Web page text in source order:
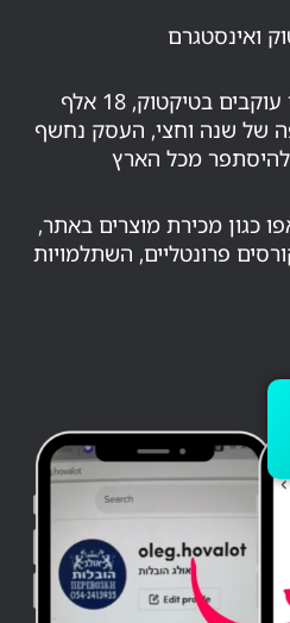
ואינסטגרם
מיליוני צפיות, עשרות אלפי עוקבים בטיקטוק, 18 אלף
של שנה וחצי, העסק נחשף
מכל הארץ
כגון מכירת מוצרים באתר,
פרונטליים, השתלמויות